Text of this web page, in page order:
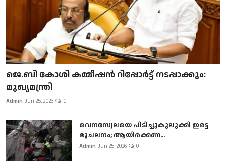
ജെ.ബി കോശി കമ്മീഷൻ റിപ്പോർട്ട് നടപ്പാക്കും:
മുഖ്യമന്ത്രി
Admin Jun 25, 2026 0
വെനസ്വേലയെ പിടിച്ചുകുലുക്കി ഇരട്ട
ഭൂചലനം; ആയിരക്കണ...
Admin Jun 25, 2026 0